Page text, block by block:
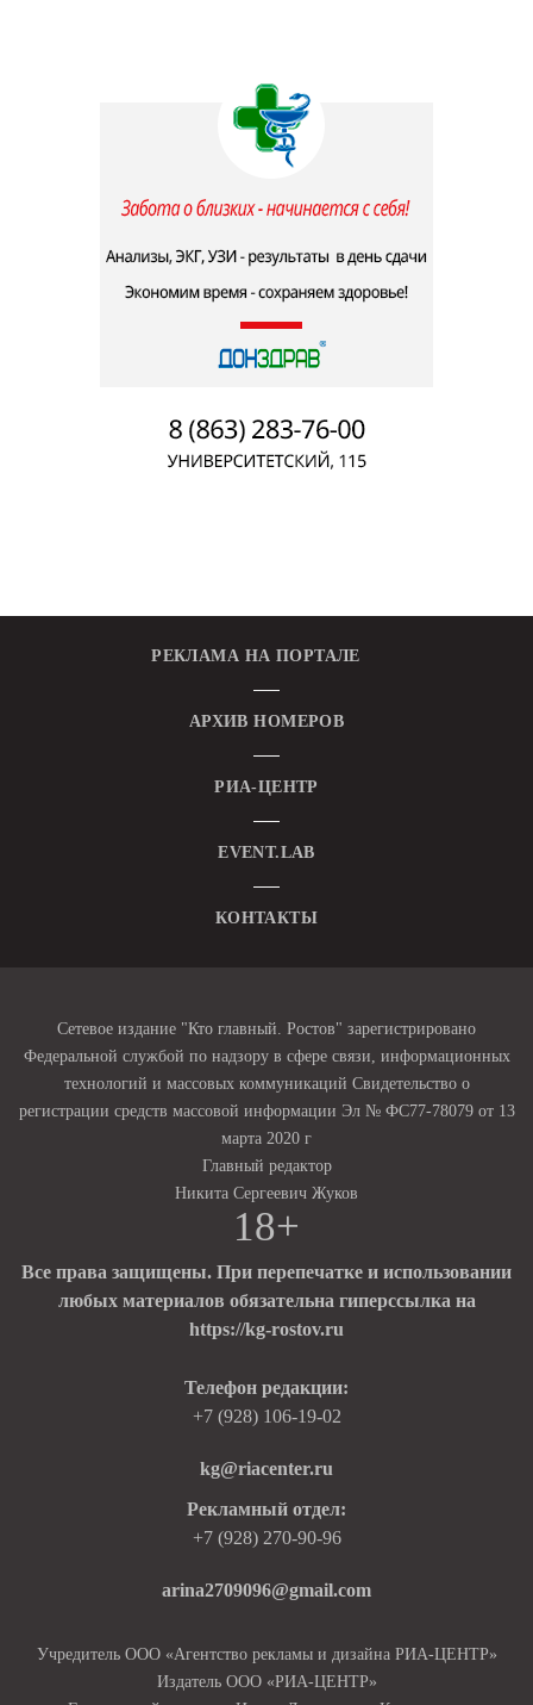
РЕКЛАМА НА ПОРТАЛЕ
АРХИВ НОМЕРОВ
РИА-ЦЕНТР
EVENT.LAB
КОНТАКТЫ
Сетевое издание "Кто главный. Ростов" зарегистрировано
Федеральной службой по надзору в сфере связи, информационных
технологий и массовых коммуникаций Свидетельство о
регистрации средств массовой информации Эл № ФС77-78079 от 13
марта 2020 г
Главный редактор
Никита Сергеевич Жуков
18+
Все права защищены. При перепечатке и использовании
любых материалов обязательна гиперссылка на
https://kg-rostov.ru
Телефон редакции:
+7 (928) 106-19-02
kg@riacenter.ru
Рекламный отдел:
+7 (928) 270-90-96
arina2709096@gmail.com
Учредитель ООО «Агентство рекламы и дизайна РИА-ЦЕНТР»
Издатель ООО «РИА-ЦЕНТР»